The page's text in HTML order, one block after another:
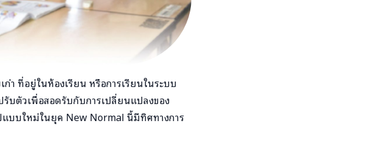
า ที่อยู่ในห้องเรียน หรือการเรียนในระบบ
บตัวเพื่อสอดรับกับการเปลี่ยนแปลงของ
แบบใหม่ในยุค New Normal นี้มีทิศทางการ